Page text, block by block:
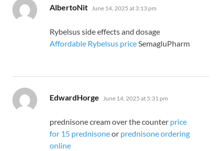
AlbertoNit says:
June 14, 2025 at 3:13 pm
Rybelsus side effects and dosage
Affordable Rybelsus priceSemagluPharm
EdwardHorge says:
June 14, 2025 at 5:31 pm
prednisone cream over the counter price
for 15 prednisoneor prednisone ordering
online